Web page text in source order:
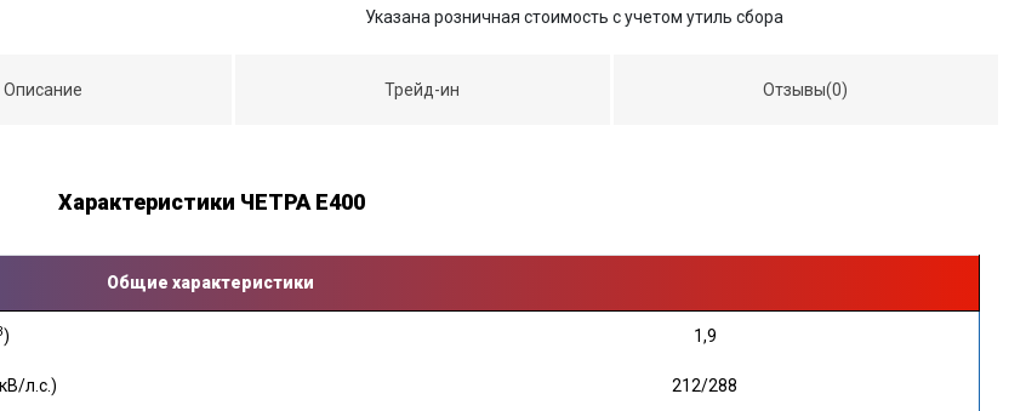
Указана розничная стоимость с учетом утиль сбора
Описание Трейд-ин Отзывы(0)
Характеристики ЧЕТРА Е400
Общие характеристики
) 1,9
л.с.) 212/288